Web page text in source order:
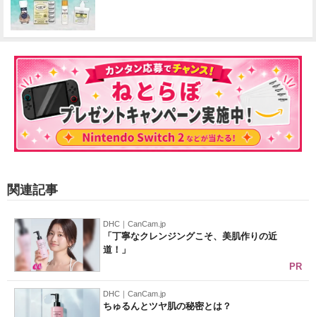
関連記事
DHC｜CanCam.jp
「丁寧なクレンジングこそ、美肌作りの近
道！」
PR
DHC｜CanCam.jp
ちゅるんとツヤ肌の秘密とは？